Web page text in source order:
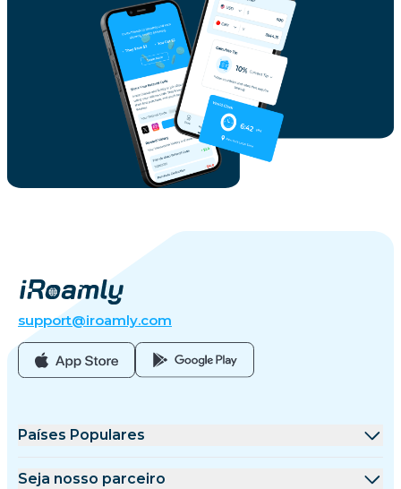
support@iroamly.com
Países Populares
Estados Unidos
Seja nosso parceiro